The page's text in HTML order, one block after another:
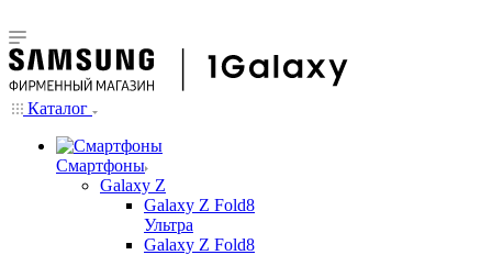
Каталог
Смартфоны
Galaxy Z
Galaxy Z Fold8
Ультра
Galaxy Z Fold8